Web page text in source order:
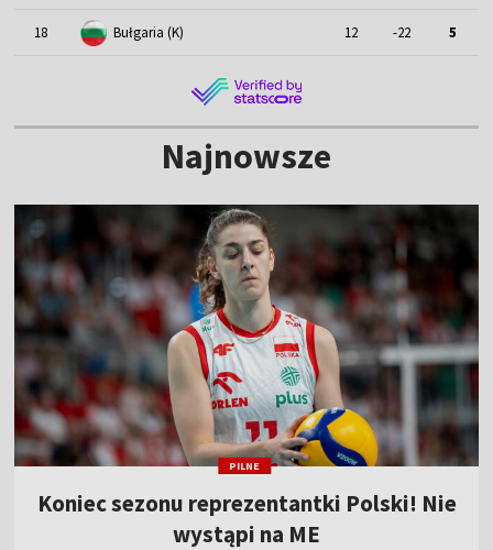
18 Bułgaria (K) 12 -22 5
Najnowsze
PILNE
Koniec sezonu reprezentantki Polski! Nie
wystąpi na ME